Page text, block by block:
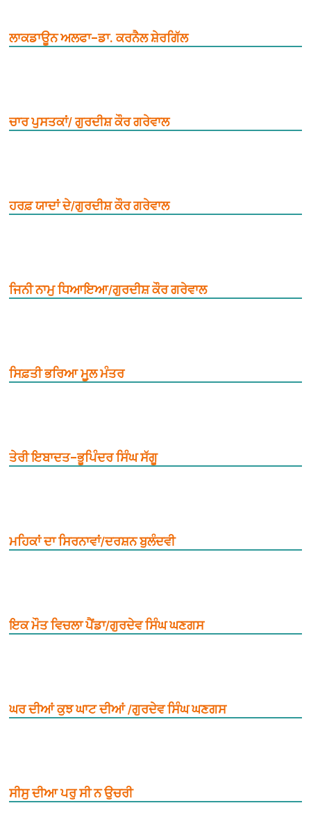
ਲਾਕਡਾਊਨ ਅਲਫਾ–ਡਾ. ਕਰਨੈਲ ਸ਼ੇਰਗਿੱਲ
ਚਾਰ ਪੁਸਤਕਾਂ/ ਗੁਰਦੀਸ਼ ਕੌਰ ਗਰੇਵਾਲ
ਹਰਫ਼ ਯਾਦਾਂ ਦੇ/ਗੁਰਦੀਸ਼ ਕੌਰ ਗਰੇਵਾਲ
ਜਿਨੀ ਨਾਮੁ ਧਿਆਇਆ/ਗੁਰਦੀਸ਼ ਕੌਰ ਗਰੇਵਾਲ
ਸਿਫ਼ਤੀ ਭਰਿਆ ਮੂ਼ਲ ਮੰਤਰ
ਤੇਰੀ ਇਬਾਦਤ–ਭੂਪਿੰਦਰ ਸਿੰਘ ਸੱਗੂ
ਮਹਿਕਾਂ ਦਾ ਸਿਰਨਾਵਾਂ/ਦਰਸ਼ਨ ਬੁਲੰਦਵੀ
ਇਕ ਮੌਤ ਵਿਚਲਾ ਪੈਂਡਾ/ਗੁਰਦੇਵ ਸਿੰਘ ਘਣਗਸ
ਘਰ ਦੀਆਂ ਕੁਝ ਘਾਟ ਦੀਆਂ /ਗੁਰਦੇਵ ਸਿੰਘ ਘਣਗਸ
ਸੀਸੁ ਦੀਆ ਪਰੁ ਸੀ ਨ ਉਚਰੀ